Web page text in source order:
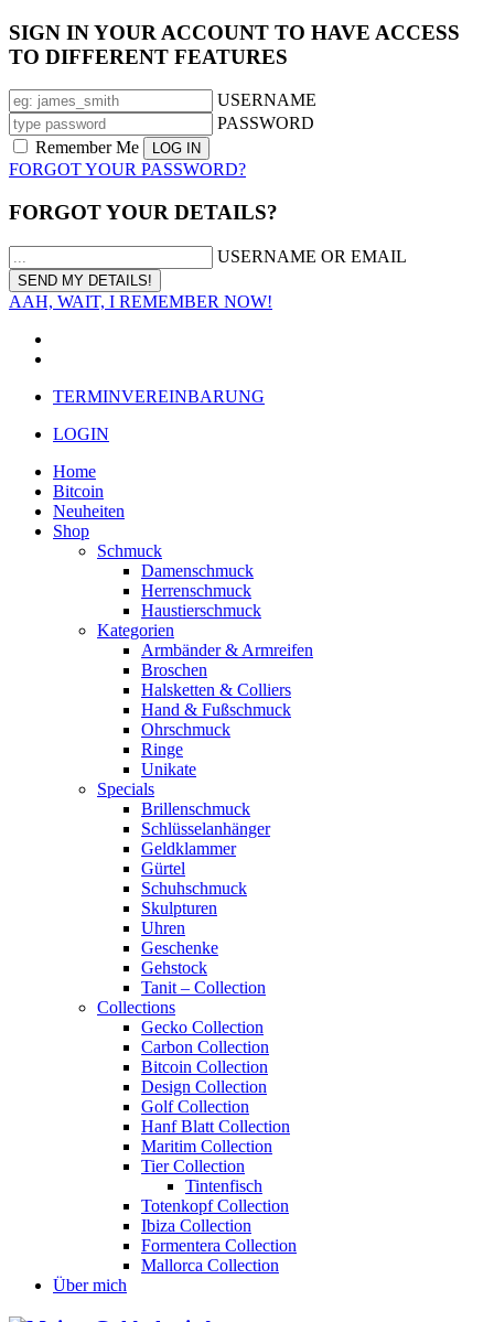
SIGN IN YOUR ACCOUNT TO HAVE ACCESS
TO DIFFERENT FEATURES
USERNAME
PASSWORD
Remember Me
FORGOT YOUR PASSWORD?
FORGOT YOUR DETAILS?
USERNAME OR EMAIL
AAH, WAIT, I REMEMBER NOW!
TERMINVEREINBARUNG
LOGIN
Home
Bitcoin
Neuheiten
Shop
Schmuck
Damenschmuck
Herrenschmuck
Haustierschmuck
Kategorien
Armbänder & Armreifen
Broschen
Halsketten & Colliers
Hand & Fußschmuck
Ohrschmuck
Ringe
Unikate
Specials
Brillenschmuck
Schlüsselanhänger
Geldklammer
Gürtel
Schuhschmuck
Skulpturen
Uhren
Geschenke
Gehstock
Tanit – Collection
Collections
Gecko Collection
Carbon Collection
Bitcoin Collection
Design Collection
Golf Collection
Hanf Blatt Collection
Maritim Collection
Tier Collection
Tintenfisch
Totenkopf Collection
Ibiza Collection
Formentera Collection
Mallorca Collection
Über mich